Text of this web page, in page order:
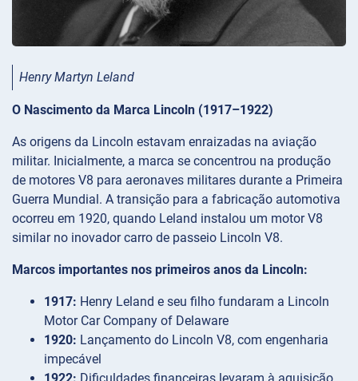
Henry Martyn Leland
O Nascimento da Marca Lincoln (1917–1922)
As origens da Lincoln estavam enraizadas na aviação
militar. Inicialmente, a marca se concentrou na produção
de motores V8 para aeronaves militares durante a Primeira
Guerra Mundial. A transição para a fabricação automotiva
ocorreu em 1920, quando Leland instalou um motor V8
similar no inovador carro de passeio Lincoln V8.
Marcos importantes nos primeiros anos da Lincoln:
1917: Henry Leland e seu filho fundaram a Lincoln
Motor Car Company of Delaware
1920: Lançamento do Lincoln V8, com engenharia
impecável